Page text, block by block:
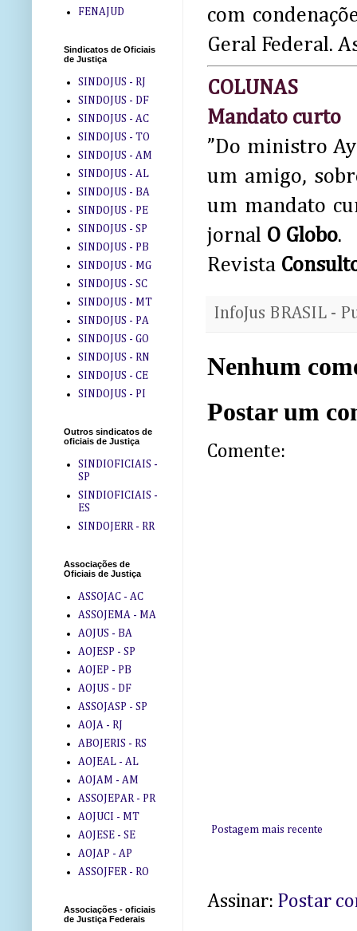
com
Geral Federal.
COLUNAS
Mandato curto
”Do ministro
um amigo,
um mandato
jornal O Globo.
Revista
InfoJus BRASIL -
Nenhum
Postar um
Comente:
Postagem mais recente
Assinar: Postar
FENAJUD
Sindicatos de Oficiais
de Justiça
SINDOJUS - RJ
SINDOJUS - DF
SINDOJUS - AC
SINDOJUS - TO
SINDOJUS - AM
SINDOJUS - AL
SINDOJUS - BA
SINDOJUS - PE
SINDOJUS - SP
SINDOJUS - PB
SINDOJUS - MG
SINDOJUS - SC
SINDOJUS - MT
SINDOJUS - PA
SINDOJUS - GO
SINDOJUS - RN
SINDOJUS - CE
SINDOJUS - PI
Outros sindicatos de
oficiais de Justiça
SINDIOFICIAIS -
SP
SINDIOFICIAIS -
ES
SINDOJERR - RR
Associações de
Oficiais de Justiça
ASSOJAC - AC
ASSOJEMA - MA
AOJUS - BA
AOJESP - SP
AOJEP - PB
AOJUS - DF
ASSOJASP - SP
AOJA - RJ
ABOJERIS - RS
AOJEAL - AL
AOJAM - AM
ASSOJEPAR - PR
AOJUCI - MT
AOJESE - SE
AOJAP - AP
ASSOJFER - RO
Associações - oficiais
de Justiça Federais